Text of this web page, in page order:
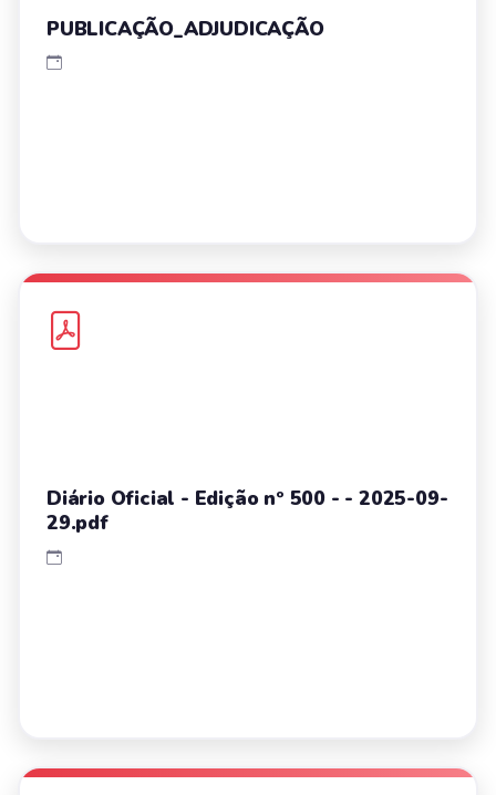
PUBLICAÇÃO_ADJUDICAÇÃO
Diário Oficial - Edição nº 500 - - 2025-09-
29.pdf